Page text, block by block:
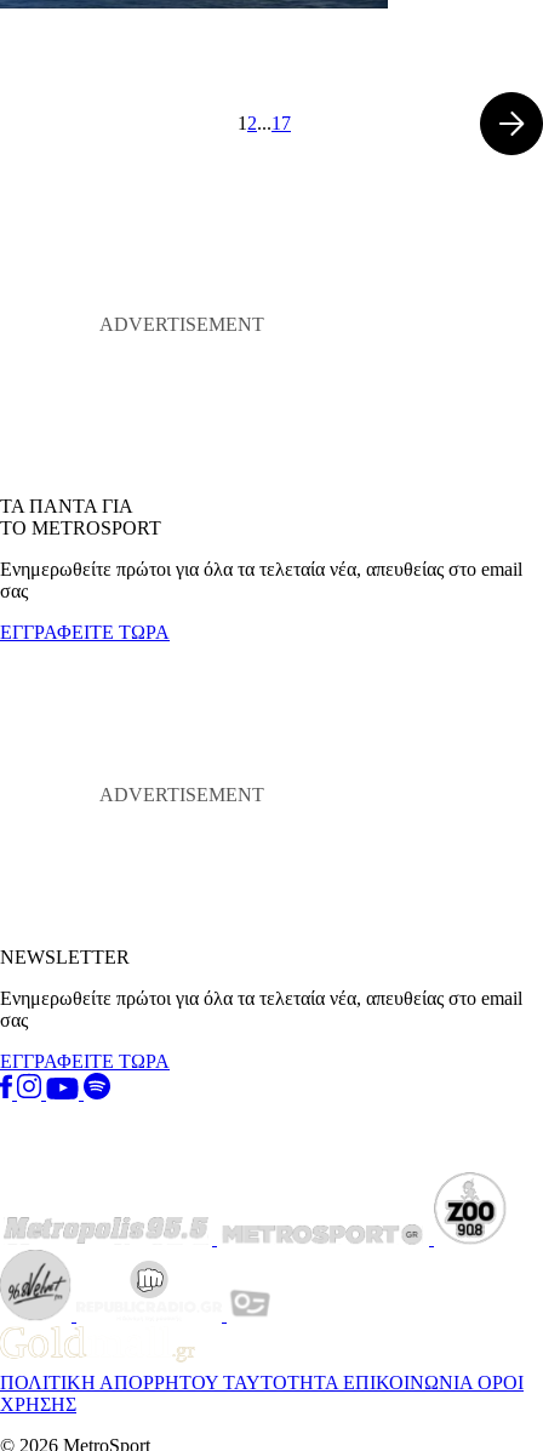
1 2...17
ΤΑ ΠΑΝΤΑ ΓΙΑ
ΤΟ METROSPORT
Ενημερωθείτε πρώτοι για όλα τα τελεταία νέα, απευθείας στο email
σας
ΕΓΓΡΑΦΕΙΤΕ ΤΩΡΑ
NEWSLETTER
Ενημερωθείτε πρώτοι για όλα τα τελεταία νέα, απευθείας στο email
σας
ΕΓΓΡΑΦΕΙΤΕ ΤΩΡΑ
ΠΟΛΙΤΙΚΗ ΑΠΟΡΡΗΤΟΥ ΤΑΥΤΟΤΗΤΑ ΕΠΙΚΟΙΝΩΝΙΑ ΟΡΟΙ
ΧΡΗΣΗΣ
© 2026 MetroSport